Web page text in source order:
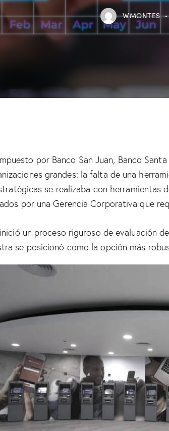
WMONTES
por Banco San Juan, Banco
grandes: la falta de una
se realizaba con
por una Gerencia Corporativa que
un proceso riguroso de evaluación
se posicionó como la opción más